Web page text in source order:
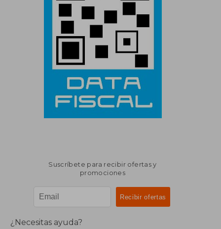
Suscríbete para recibir ofertas y
promociones
¿Necesitas ayuda?